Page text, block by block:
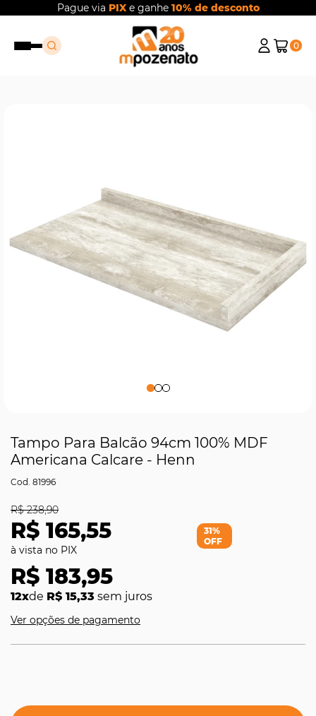
Pague via PIXe ganhe 10% de desconto
0
Tampo Para Balcão 94cm 100% MDF
Americana Calcare - Henn
81996
R$ 165,55
R$ 238,90
R$ 183,95
12xde R$ 15,33 sem juros
31%
OFF
Ver opções de pagamento